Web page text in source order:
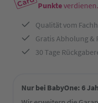
Punkteverdienen.
Qualität vom
Gratis Abholung &
30 Tage
Nur bei BabyOne: 6